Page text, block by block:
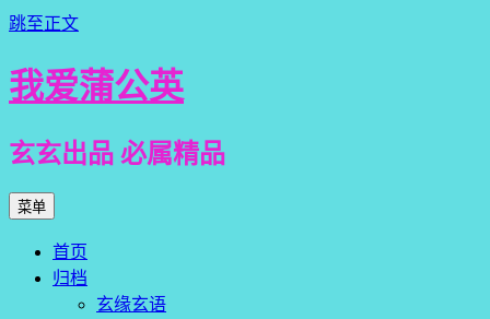
跳至正文
我爱蒲公英
玄玄出品 必属精品
菜单
首页
归档
玄缘玄语